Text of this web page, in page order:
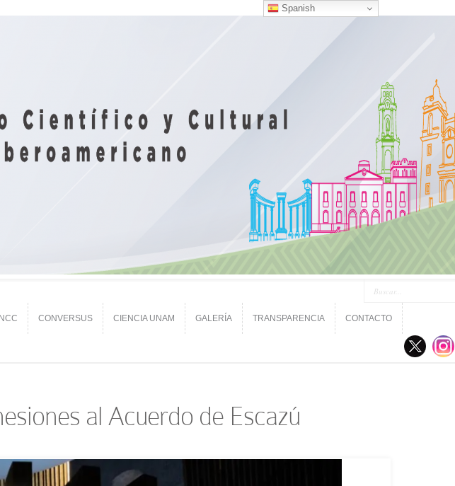
CONVERSUS CIENCIA UNAM GALERÍA TRANSPARENCIA CONTACTO
al Acuerdo de Escazú
Spanish